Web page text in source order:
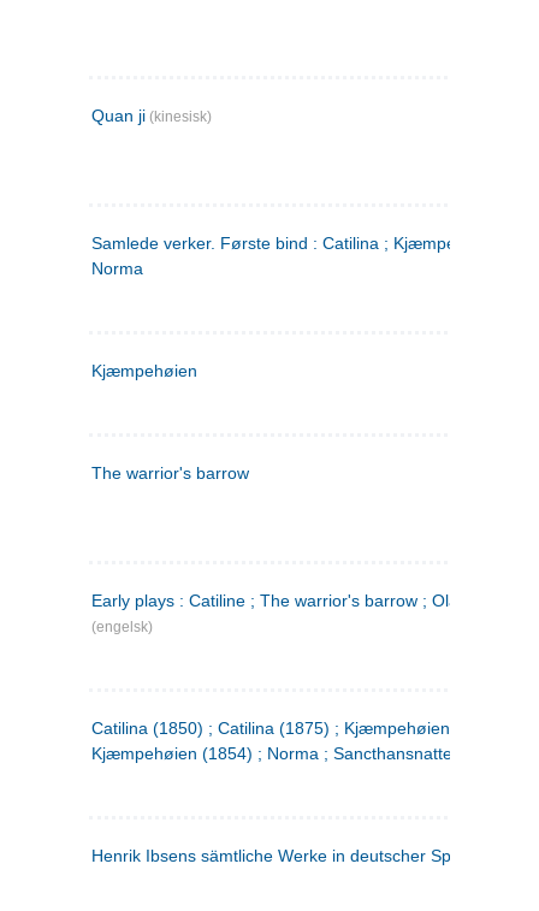
Quan ji (kinesisk)
Samlede verker. Første bind : Catilina ; Kjæmpehøien ;
Norma
Kjæmpehøien
The warrior's barrow
Early plays : Catiline ; The warrior's barrow ; Olaf Liljekrans
(engelsk)
Catilina (1850) ; Catilina (1875) ; Kjæmpehøien (1850) ;
Kjæmpehøien (1854) ; Norma ; Sancthansnatten
Henrik Ibsens sämtliche Werke in deutscher Sprache. 2